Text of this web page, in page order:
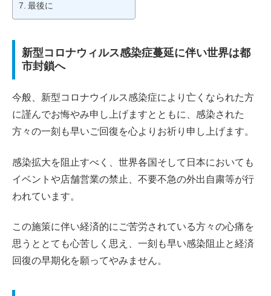
最後に
新型コロナウィルス感染症蔓延に伴い世界は都
市封鎖へ
今般、新型コロナウイルス感染症により亡くなられた方
に謹んでお悔やみ申し上げますとともに、感染された
方々の一刻も早いご回復を心よりお祈り申し上げます。
感染拡大を阻止すべく、世界各国そして日本においても
イベントや店舗営業の禁止、不要不急の外出自粛等が行
われています。
この施策に伴い経済的にご苦労されている方々の心痛を
思うととても心苦しく思え、一刻も早い感染阻止と経済
回復の早期化を願ってやみません。